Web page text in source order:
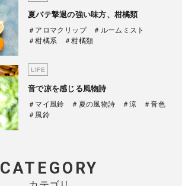
夏バテ撃退の強い味方、柑橘類
＃アロマクリップ
＃ルームミスト
＃柑橘系
＃柑橘類
LIFE
音で凉を感じる風物詩
＃マイ風鈴 ＃夏の風物詩 ＃涼
＃音色
＃風鈴
CATEGORY